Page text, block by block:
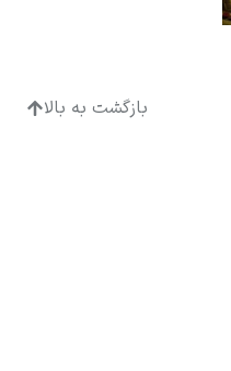
بازگشت به بالا